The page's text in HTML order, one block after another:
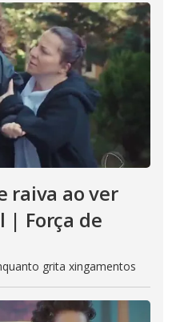
raiva ao ver
| Força de
grita xingamentos